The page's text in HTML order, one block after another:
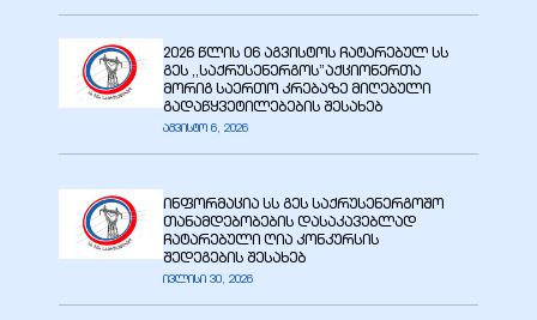
2026 წლის 06 აგვისტოს ჩატარებულ სს
გეს ,,საქრუსენერგოს”აქციონერთა
მორიგ საერთო კრებაზე მიღებული
გადაწყვეტილებების შესახებ
აგვისტო 6, 2026
ინფორმაცია სს გეს საქრუსენერგოშო
თანამდებობების დასაკავებლად
ჩატარებული ღია კონკურსის
შედეგების შესახებ
ივლისი 30, 2026